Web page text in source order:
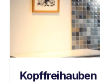
Kopffreihauben